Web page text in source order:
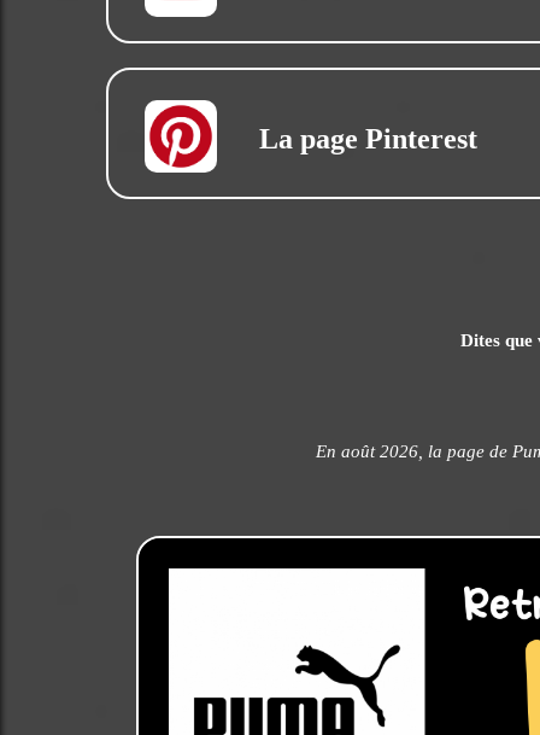
La page Pinterest
Dites que
En août 2026, la page de